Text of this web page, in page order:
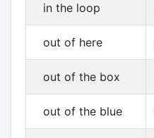
in the loop
out of here
out of the box
out of the blue